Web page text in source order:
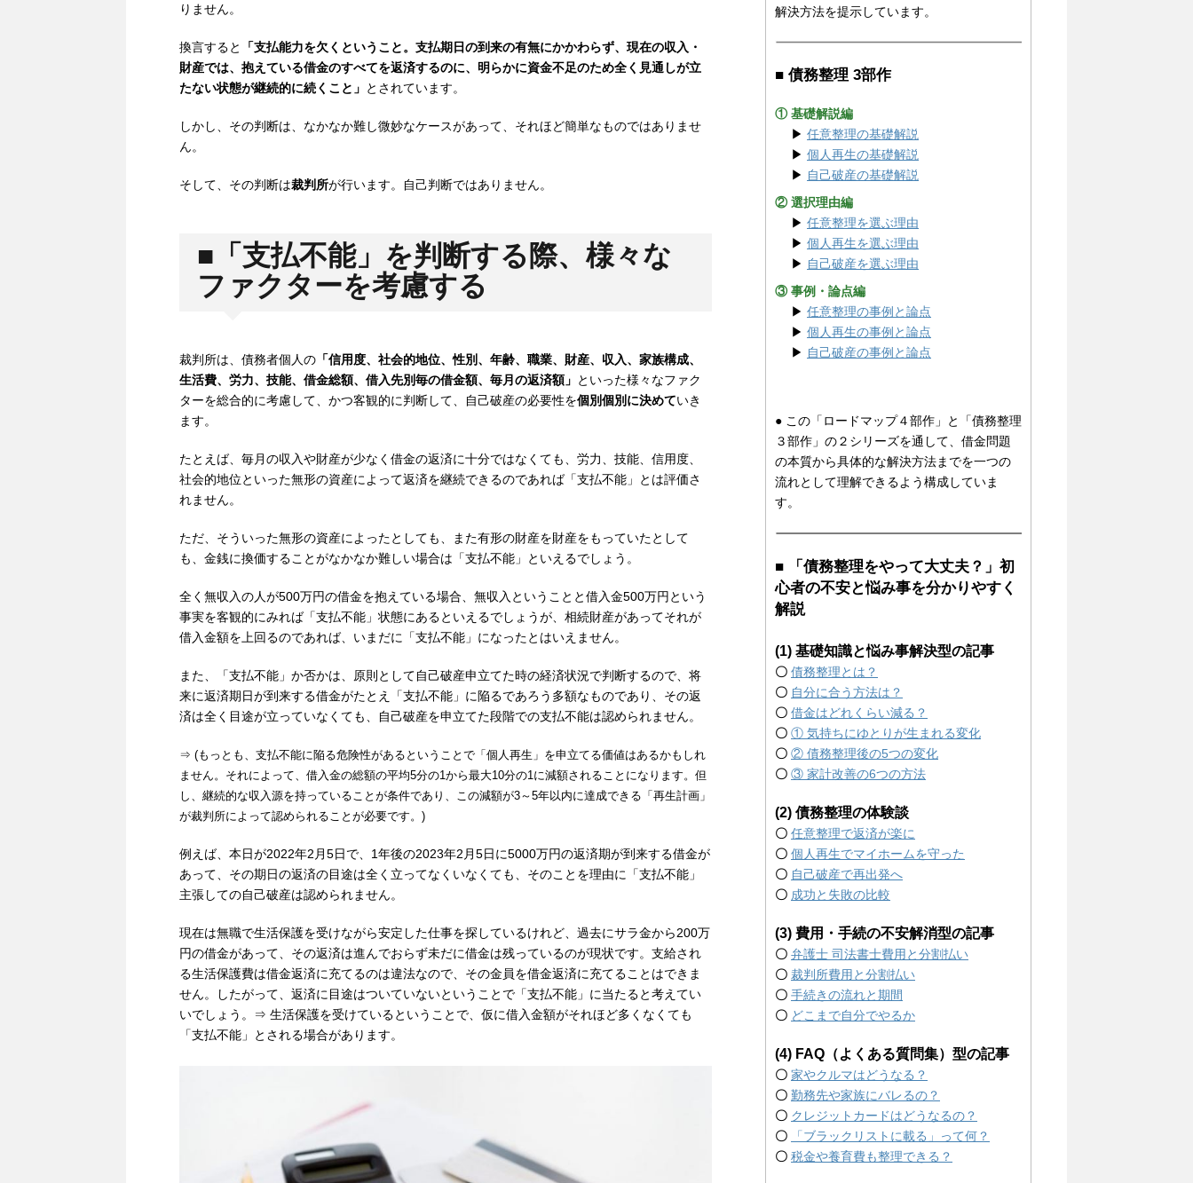
りません。
換言すると
「支払能力を欠くということ。支払期日の到来の有無にかかわらず、現在の収入・
財産では、抱えている借金のすべてを返済するのに、明らかに資金不足のため全く見通しが立
たない状態が継続的に続くこと」 とされています。
しかし、その判断は、なかなか難し微妙なケースがあって、それほど簡単なものではありませ
ん。
そして、その判断は裁判所が行います。自己判断ではありません。
■「支払不能」を判断する際、様々な
ファクターを考慮する
裁判所は、債務者個人の 「信用度、社会的地位、性別、年齢、職業、財産、収入、家族構成、
生活費、労力、技能、借金総額、借入先別毎の借金額、毎月の返済額」 といった様々なファク
ターを総合的に考慮して、かつ客観的に判断して、自己破産の必要性を個別個別に決めていき
ます。
たとえば、毎月の収入や財産が少なく借金の返済に十分ではなくても、労力、技能、信用度、
社会的地位といった無形の資産によって返済を継続できるのであれば「支払不能」とは評価さ
れません。
ただ、そういった無形の資産によったとしても、また有形の財産を財産をもっていたとして
も、金銭に換価することがなかなか難しい場合は「支払不能」といえるでしょう。
全く無収入の人が500万円の借金を抱えている場合、無収入ということと借入金500万円という
事実を客観的にみれば「支払不能」状態にあるといえるでしょうが、相続財産があってそれが
借入金額を上回るのであれば、いまだに「支払不能」になったとはいえません。
また、「支払不能」か否かは、原則として自己破産申立てた時の経済状況で判断するので、将
来に返済期日が到来する借金がたとえ「支払不能」に陥るであろう多額なものであり、その返
済は全く目途が立っていなくても、自己破産を申立てた段階での支払不能は認められません。
⇒ (もっとも、支払不能に陥る危険性があるということで「個人再生」を申立てる価値はあるかもしれ
ません。それによって、借入金の総額の平均5分の1から最大10分の1に減額されることになります。但
し、継続的な収入源を持っていることが条件であり、この減額が3～5年以内に達成できる「再生計画」
が裁判所によって認められることが必要です。)
例えば、本日が2022年2月5日で、1年後の2023年2月5日に5000万円の返済期が到来する借金が
あって、その期日の返済の目途は全く立ってなくいなくても、そのことを理由に「支払不能」
主張しての自己破産は認められません。
現在は無職で生活保護を受けながら安定した仕事を探しているけれど、過去にサラ金から200万
円の借金があって、その返済は進んでおらず未だに借金は残っているのが現状です。支給され
る生活保護費は借金返済に充てるのは違法なので、その金員を借金返済に充てることはできま
せん。したがって、返済に目途はついていないということで「支払不能」に当たると考えてい
いでしょう。⇒ 生活保護を受けているということで、仮に借入金額がそれほど多くなくても
「支払不能」とされる場合があります。
解決方法を提示しています。
■ 債務整理 3部作
① 基礎解説編
▶ 任意整理の基礎解説
▶ 個人再生の基礎解説
▶ 自己破産の基礎解説
② 選択理由編
▶ 任意整理を選ぶ理由
▶ 個人再生を選ぶ理由
▶ 自己破産を選ぶ理由
③ 事例・論点編
▶ 任意整理の事例と論点
▶ 個人再生の事例と論点
▶ 自己破産の事例と論点
● この「ロードマップ４部作」と「債務整理
３部作」の２シリーズを通して、借金問題
の本質から具体的な解決方法までを一つの
流れとして理解できるよう構成していま
す。
■ 「債務整理をやって大丈夫？」初
心者の不安と悩み事を分かりやすく
解説
(1) 基礎知識と悩み事解決型の記事
〇 債務整理とは？
〇 自分に合う方法は？
〇 借金はどれくらい減る？
〇 ① 気持ちにゆとりが生まれる変化
〇 ② 債務整理後の5つの変化
〇 ③ 家計改善の6つの方法
(2) 債務整理の体験談
〇 任意整理で返済が楽に
〇 個人再生でマイホームを守った
〇 自己破産で再出発へ
〇 成功と失敗の比較
(3) 費用・手続の不安解消型の記事
〇 弁護士 司法書士費用と分割払い
〇 裁判所費用と分割払い
〇 手続きの流れと期間
〇 どこまで自分でやるか
(4) FAQ（よくある質問集）型の記事
〇 家やクルマはどうなる？
〇 勤務先や家族にバレるの？
〇 クレジットカードはどうなるの？
〇
「ブラックリストに載る」って何？
〇 税金や養育費も整理できる？